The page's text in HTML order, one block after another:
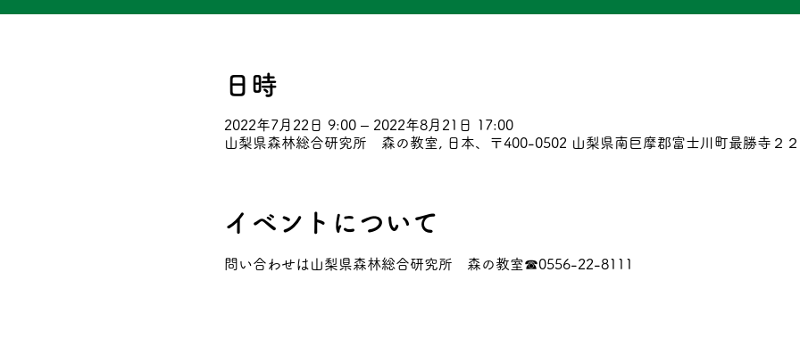
日時
2022年7月22日 9:00 – 2022年8月21日 17:00
山梨県森林総合研究所 森の教室, 日本、〒400-0502 山梨県南巨摩郡富士川町最勝寺２２
イベントについて
問い合わせは山梨県森林総合研究所　森の教室☎0556-22-8111